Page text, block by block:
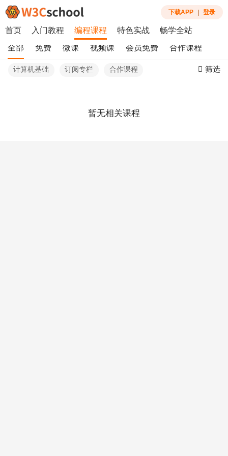
下载APP 登录
首页 入门教程 编程课程 特色实战 畅学全站
全部 免费 微课 视频课 会员免费 合作课程
计算机基础 订阅专栏 合作课程 筛选
暂无相关课程